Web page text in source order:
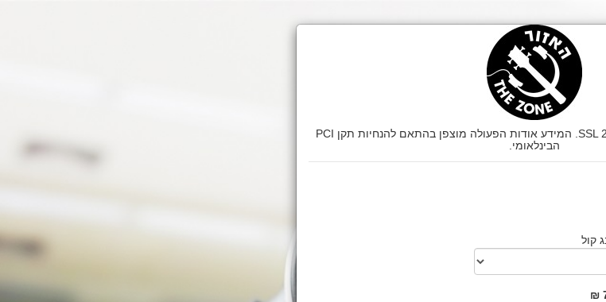
דף זה מאובטח בהצפנת SSL 2048bit. המידע אודות הפעולה מוצפן בהתאם להנחיות תקן PCI
הבינלאומי.